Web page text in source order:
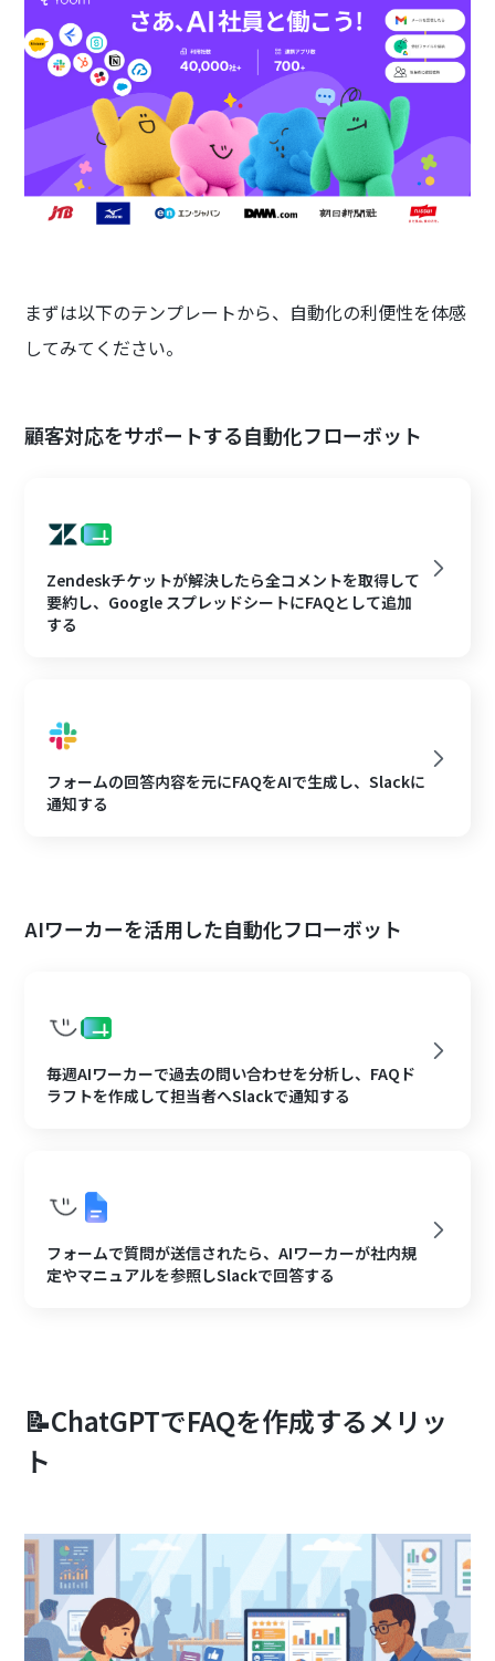
まずは以下のテンプレートから、自動化の利便性を体感
してみてください。
顧客対応をサポートする自動化フローボット
Zendeskチケットが解決したら全コメントを取得して
要約し、Google スプレッドシートにFAQとして追加
する
フォームの回答内容を元にFAQをAIで生成し、Slackに
通知する
AIワーカーを活用した自動化フローボット
毎週AIワーカーで過去の問い合わせを分析し、FAQド
ラフトを作成して担当者へSlackで通知する
フォームで質問が送信されたら、AIワーカーが社内規
定やマニュアルを参照しSlackで回答する
📝ChatGPTでFAQを作成するメリッ
ト